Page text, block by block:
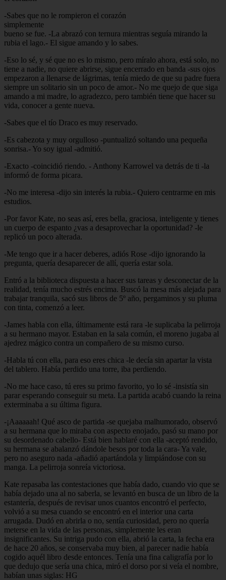
-Sabes que no le rompieron el corazón
simplemente
bueno se fue. -La abrazó con ternura mientras seguía mirando la
rubia el lago.- El sigue amando y lo sabes.
-Eso lo sé, y sé que no es lo mismo, pero míralo ahora, está solo, no
tiene a nadie, no quiere abrirse, sigue encerrado en banda -sus ojos
empezaron a llenarse de lágrimas, tenía miedo de que su padre fuera
siempre un solitario sin un poco de amor.- No me quejo de que siga
amando a mi madre, lo agradezco, pero también tiene que hacer su
vida, conocer a gente nueva.
-Sabes que el tío Draco es muy reservado.
-Es cabezota y muy orgulloso -puntualizó soltando una pequeña
sonrisa.- Yo soy igual -admitió.
-Exacto -coincidió riendo. - Anthony Karrowel va detrás de ti -la
informó de forma picara.
-No me interesa -dijo sin interés la rubia.- Quiero centrarme en mis
estudios.
-Por favor Kate, no seas así, eres bella, graciosa, inteligente y tienes
un cuerpo de espanto ¿vas a desaprovechar la oportunidad? -le
replicó un poco alterada.
-Me tengo que ir a hacer deberes, adiós Rose -dijo ignorando la
pregunta, quería desaparecer de allí, quería estar sola.
Entró a la biblioteca dispuesta a hacer sus tareas y desconectar de la
realidad, tenía mucho estrés encima. Buscó la mesa más alejada para
trabajar tranquila, sacó sus libros de 5º año, pergaminos y su pluma
con tinta, comenzó a leer.
-James habla con ella, últimamente está rara -le suplicaba la pelirroja
a su hermano mayor. Estaban en la sala común, el moreno jugaba al
ajedrez mágico contra un compañero de su mismo curso.
-Habla tú con ella, para eso eres chica -le decía sin apartar la vista
del tablero. Había perdido una torre, iba perdiendo.
-No me hace caso, tú eres su primo favorito, yo lo sé -insistía sin
parar esperando conseguir su meta. La partida acabó cuando la reina
exterminaba a su última figura.
-¡Aaaaaah! Qué asco de partida -se quejaba malhumorado, observó
a su hermana que lo miraba con aspecto enojado, pasó su mano por
su desordenado cabello- Está bien hablaré con ella -aceptó rendido,
su hermana se abalanzó dándole besos por toda la cara- Ya vale,
pero no aseguro nada -añadió apartándola y limpiándose con su
manga. La pelirroja sonreía victoriosa.
Kate repasaba las contestaciones que había dado, cuando vio que se
había dejado una al no saberla, se levantó en busca de un libro de la
estantería, después de revisar unos cuantos encontró el perfecto,
volvió a su mesa cuando se encontró en el interior una carta
arrugada. Dudó en abrirla o no, sentía curiosidad, pero no quería
meterse en la vida de las personas, simplemente les eran
insignificantes. Su intriga pudo con ella, abrió la carta, la fecha era
de hace 20 años, se conservaba muy bien, al parecer nadie había
cogido aquél libro desde entonces. Tenía una fina caligrafía por lo
que dedujo que sería una chica, miró el dorso por si veía el nombre,
habían unas siglas: HG